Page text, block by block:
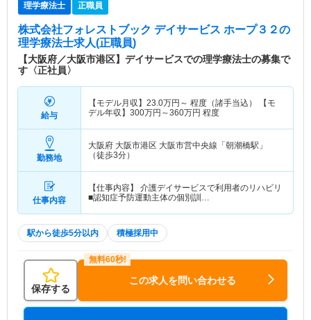
理学療法士 正職員
株式会社フォレストブック デイサービス ホープ３２の
理学療法士求人(正職員)
【大阪府／大阪市港区】デイサービスでの理学療法士の募集で
す〈正社員〉
給与
【モデル月収】 23.0万円～ 程度（諸手当込） 【モ
デル年収】 300万円～360万円 程度
勤務地
大阪府 大阪市港区 大阪市営中央線「朝潮橋駅」
（徒歩3分）
仕事内容
【仕事内容】 介護デイサービスで利用者のリハビリ
■認知症予防運動主体の個別訓…
駅から徒歩5分以内 積極採用中
保存する
この求人を問い合わせる